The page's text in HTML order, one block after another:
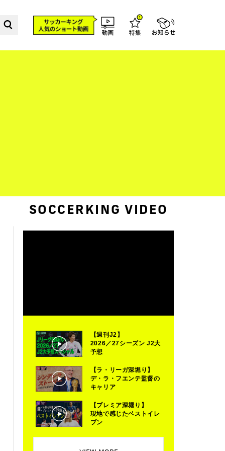
SOCCERKING VIDEO
【週刊J2】
2026／27シーズン J2大
予想
【ラ・リーガ深堀り】
デ・ラ・フエンテ監督の
キャリア
【プレミア深堀り】
現地で感じたベストイレ
ブン